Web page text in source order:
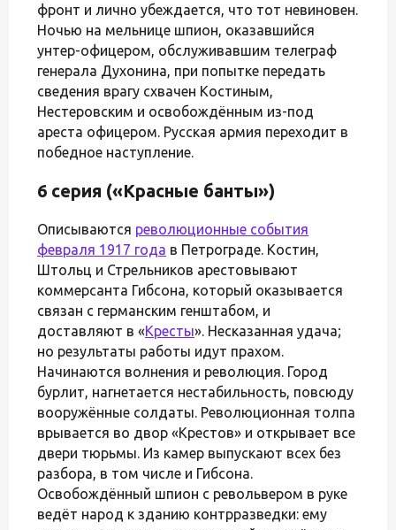
фронт и лично убеждается, что тот невиновен.
Ночью на мельнице шпион, оказавшийся
унтер-офицером, обслуживавшим телеграф
генерала Духонина, при попытке передать
сведения врагу схвачен Костиным,
Нестеровским и освобождённым из-под
ареста офицером. Русская армия переходит в
победное наступление.
6 серия («Красные банты»)
Описываются революционные события
февраля 1917 года в Петрограде. Костин,
Штольц и Стрельников арестовывают
коммерсанта Гибсона, который оказывается
связан с германским генштабом, и
доставляют в «Кресты». Несказанная удача;
но результаты работы идут прахом.
Начинаются волнения и революция. Город
бурлит, нагнетается нестабильность, повсюду
вооружённые солдаты. Революционная толпа
врывается во двор «Крестов» и открывает все
двери тюрьмы. Из камер выпускают всех без
разбора, в том числе и Гибсона.
Освобождённый шпион с револьвером в руке
ведёт народ к зданию контрразведки: ему